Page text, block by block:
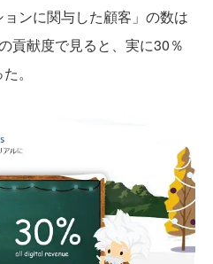
ンに関与した顧客」の数は
貢献度で見ると、実に30％
。